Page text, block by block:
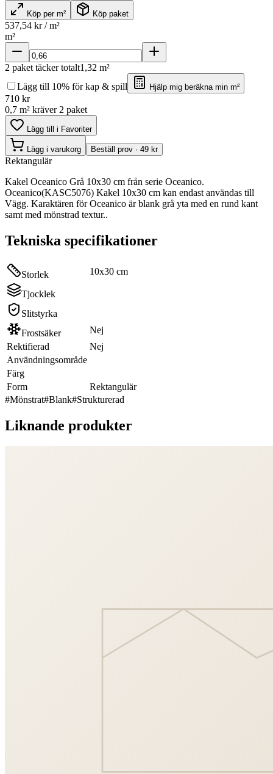
Köp per m² Köp paket
537,54 kr / m²
m²
2 paket täcker totalt1,32 m²
Lägg till 10% för kap & spill
Hjälp mig beräkna min m²
710 kr
0,7 m² kräver 2 paket
Lägg till i Favoriter
Lägg i varukorg Beställ prov · 49 kr
Rektangulär
Kakel Oceanico Grå 10x30 cm från serie Oceanico.
Oceanico(KASC5076) Kakel 10x30 cm kan endast användas till
Vägg. Karaktären för Oceanico är blank grå yta med en rund kant
samt med mönstrad textur..
Tekniska specifikationer
Storlek 10x30 cm
Tjocklek
Slitstyrka
Frostsäker
Nej
Rektifierad
Nej
Användningsområde
Färg
Form
Rektangulär
#Mönstrat#Blank#Strukturerad
Liknande produkter